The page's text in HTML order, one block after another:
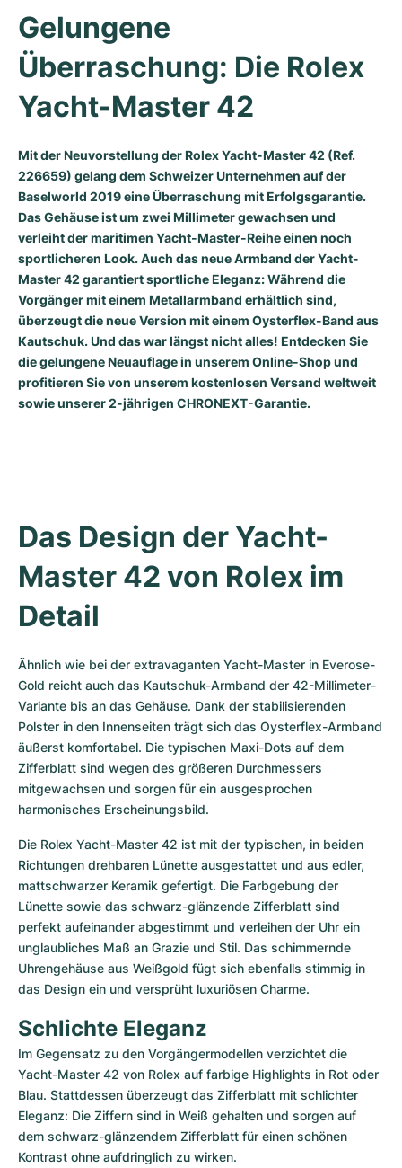
Oyster Perpetual
Yacht-Master
Yacht-Master II
Sea-Dweller
Sky-Dweller
Submariner
Rotonde
Crash
Pasha
Tortue
Baignoire
Ballon Blanc
Roadster
Gebraucht
Damenuhren
Bentley
Transocean
Cockpit
Chronospace
Super Avenger
Galactic
Montbrillant
Gebraucht
Damenuhren
Grand Carrera
Gebraucht
Damenuhren
Portugieser
Da Vinci
Aquatimer
Spitfire
GST
Vintage
Gebraucht
King Power
Gebraucht
Gelungene
Überraschung: Die Rolex
Yacht-Master 42
Mit der Neuvorstellung der Rolex Yacht-Master 42 (Ref.
226659) gelang dem Schweizer Unternehmen auf der
Baselworld 2019 eine Überraschung mit Erfolgsgarantie.
Das Gehäuse ist um zwei Millimeter gewachsen und
verleiht der maritimen Yacht-Master-Reihe einen noch
sportlicheren Look. Auch das neue Armband der Yacht-
Master 42 garantiert sportliche Eleganz: Während die
Vorgänger mit einem Metallarmband erhältlich sind,
überzeugt die neue Version mit einem Oysterflex-Band aus
Kautschuk. Und das war längst nicht alles! Entdecken Sie
die gelungene Neuauflage in unserem Online-Shop und
profitieren Sie von unserem kostenlosen Versand weltweit
sowie unserer 2-jährigen CHRONEXT-Garantie.
Das Design der Yacht-
Master 42 von Rolex im
Detail
Ähnlich wie bei der extravaganten Yacht-Master in Everose-
Gold reicht auch das Kautschuk-Armband der 42-Millimeter-
Variante bis an das Gehäuse. Dank der stabilisierenden
Polster in den Innenseiten trägt sich das Oysterflex-Armband
äußerst komfortabel. Die typischen Maxi-Dots auf dem
Zifferblatt sind wegen des größeren Durchmessers
mitgewachsen und sorgen für ein ausgesprochen
harmonisches Erscheinungsbild.
Die Rolex Yacht-Master 42 ist mit der typischen, in beiden
Richtungen drehbaren Lünette ausgestattet und aus edler,
mattschwarzer Keramik gefertigt. Die Farbgebung der
Lünette sowie das schwarz-glänzende Zifferblatt sind
perfekt aufeinander abgestimmt und verleihen der Uhr ein
unglaubliches Maß an Grazie und Stil. Das schimmernde
Uhrengehäuse aus Weißgold fügt sich ebenfalls stimmig in
das Design ein und versprüht luxuriösen Charme.
Schlichte Eleganz
Im Gegensatz zu den Vorgängermodellen verzichtet die
Yacht-Master 42 von Rolex auf farbige Highlights in Rot oder
Blau. Stattdessen überzeugt das Zifferblatt mit schlichter
Eleganz: Die Ziffern sind in Weiß gehalten und sorgen auf
dem schwarz-glänzendem Zifferblatt für einen schönen
Kontrast ohne aufdringlich zu wirken.